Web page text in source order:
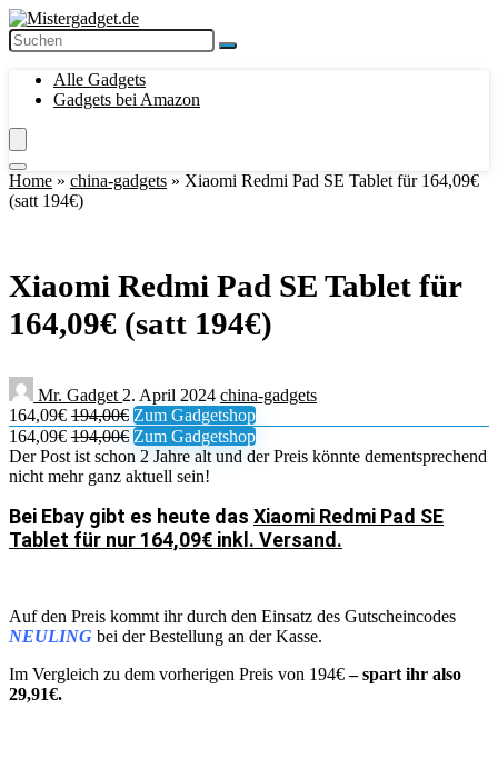
Alle Gadgets
Gadgets bei Amazon
Home » china-gadgets » Xiaomi Redmi Pad SE Tablet für 164,09€
(satt 194€)
Xiaomi Redmi Pad SE Tablet für
164,09€ (satt 194€)
Mr. Gadget 2. April 2024 china-gadgets
164,09€ 194,00€ Zum Gadgetshop
164,09€ 194,00€ Zum Gadgetshop
Der Post ist schon 2 Jahre alt und der Preis könnte dementsprechend
nicht mehr ganz aktuell sein!
Bei Ebay gibt es heute das Xiaomi Redmi Pad SE
Tablet für nur 164,09€ inkl. Versand.
Auf den Preis kommt ihr durch den Einsatz des Gutscheincodes
NEULING bei der Bestellung an der Kasse.
Im Vergleich zu dem vorherigen Preis von 194€– spart ihr also
29,91€.